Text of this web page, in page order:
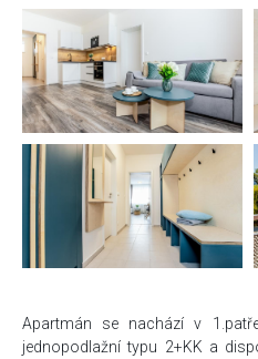
Apartmán se nachází v
jednopodlažní typu 2+KK a